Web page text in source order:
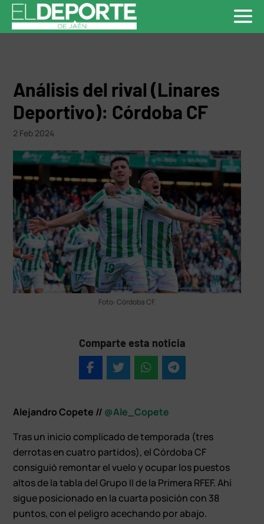
Análisis del rival (Linares
Deportivo): Córdoba CF
2 Feb 2024
Foto: Córdoba CF.
Comparte esta noticia
Alejandro Copete // @Ale_Copete
Tras un inicio complicado de temporada (tres
derrotas en cuatro partidos), el Córdoba CF
consiguió remontar el vuelo y ocupar los puestos
altos de la tabla del Grupo II de la Primera RFEF. Ahí
sigue posicionado en la cuarta posición con 38
puntos, con el peligro acechando por abajo.